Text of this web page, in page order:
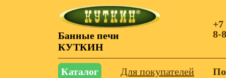
Банные печи
КУТКИН
+7
8-
Каталог Для покупателей